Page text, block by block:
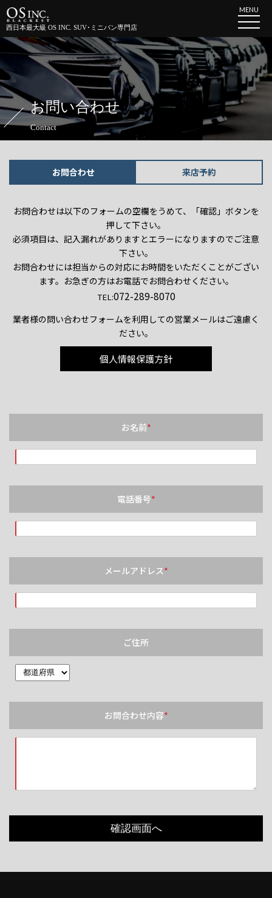
西日本最大級 OS INC. SUV･ミニバン専門店
MENU
お問い合わせ
Contact
お問合わせ 来店予約
お問合わせは以下のフォームの空欄をうめて、「確認」ボタンを
押して下さい。
必須項目は、記入漏れがありますとエラーになりますのでご注意
下さい。
お問合わせには担当からの対応にお時間をいただくことがござい
ます。お急ぎの方はお電話でお問合わせください。
TEL:072-289-8070
業者様の問い合わせフォームを利用しての営業メールはご遠慮く
ださい。
個人情報保護方針
お名前*
電話番号*
メールアドレス*
ご住所
お問合わせ内容*